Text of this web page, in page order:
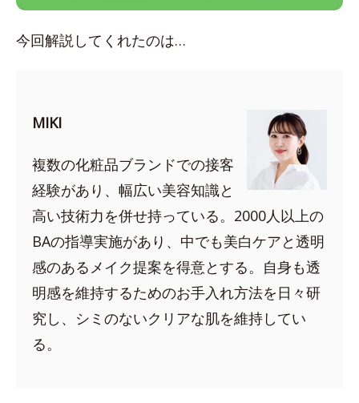
今回解説してくれたのは…
MIKI
複数の化粧品ブランドでの接客
経験があり、幅広い美容知識と
高い技術力を併せ持っている。2000人以上の
BAの指導実施があり、中でも美白ケアと透明
感のあるメイク提案を得意とする。自身も透
明感を維持するためのお手入れ方法を日々研
究し、シミのないクリアな肌を維持してい
る。